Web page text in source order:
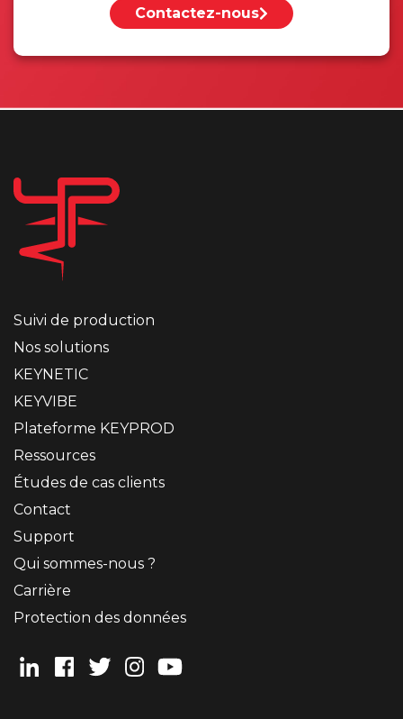
Contactez-nous
Suivi de production
Nos solutions
KEYNETIC
KEYVIBE
Plateforme KEYPROD
Ressources
Études de cas clients
Contact
Support
Qui sommes-nous ?
Carrière
Protection des données